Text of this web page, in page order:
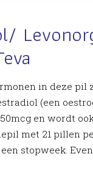
in deze pil
(een
en wordt
met 21 pillen
stopweek.